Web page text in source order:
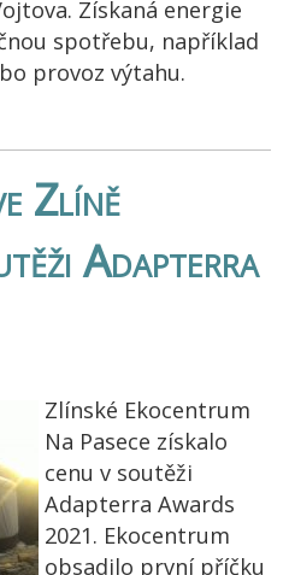
Získaná energie
spotřebu, například
provoz výtahu.
Zlíně
Adapterra
Zlínské Ekocentrum
Na Pasece získalo
cenu v soutěži
Adapterra Awards
2021. Ekocentrum
obsadilo první příčku